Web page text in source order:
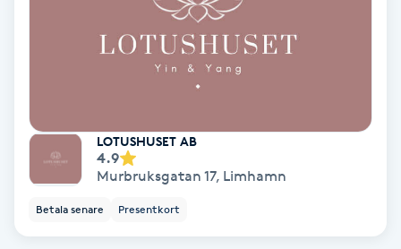
Gel naglar
Gelenaglar
LOTUSHUSET AB
4.9
Murbruksgatan 17, Limhamn
Betala senare Presentkort